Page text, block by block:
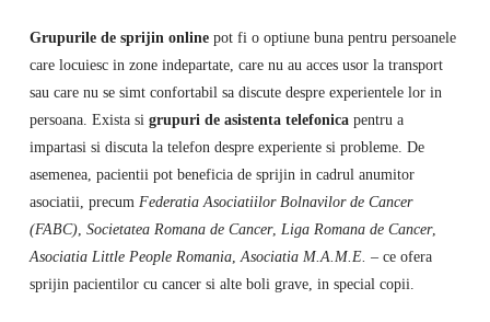
Grupurile de sprijin onlinepot fi o optiune buna pentru persoanele
care locuiesc in zone indepartate, care nu au acces usor la transport
sau care nu se simt confortabil sa discute despre experientele lor in
persoana. Exista si grupuri de asistenta telefonicapentru a
impartasi si discuta la telefon despre experiente si probleme. De
asemenea, pacientii pot beneficia de sprijin in cadrul anumitor
asociatii, precum Federatia Asociatiilor Bolnavilor de Cancer
(FABC), Societatea Romana de Cancer, Liga Romana de Cancer,
Asociatia Little People Romania,Asociatia M.A.M.E. – ce ofera
sprijin pacientilor cu cancer si alte boli grave, in special copii.